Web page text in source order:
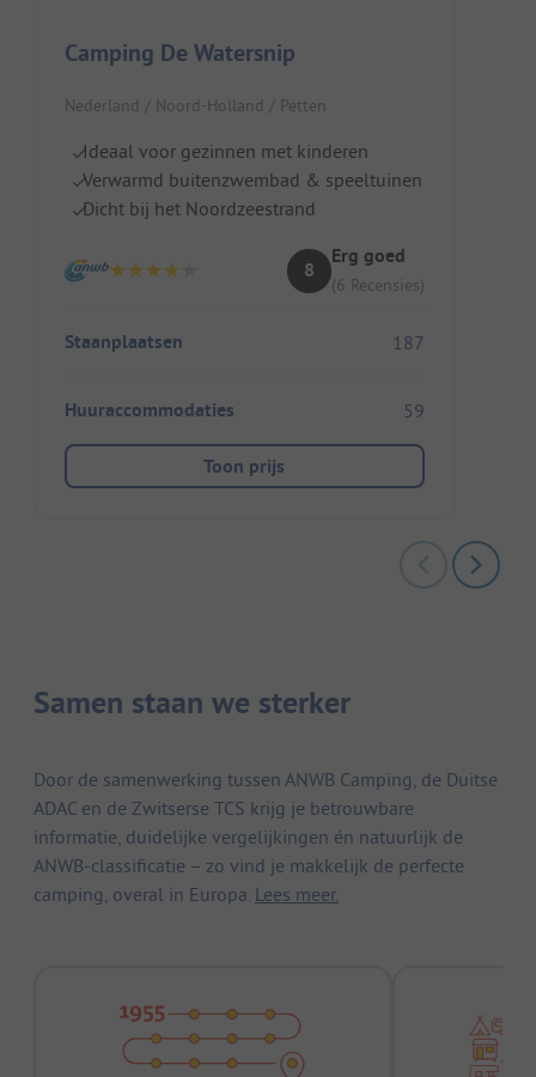
Camping De Watersnip
Nederland / Noord-Holland / Petten
Ideaal voor gezinnen met kinderen
Verwarmd buitenzwembad & speeltuinen
Dicht bij het Noordzeestrand
8
Erg goed
(6 Recensies)
Staanplaatsen 187
Huuraccommodaties 59
Toon prijs
Samen staan we sterker
Door de samenwerking tussen ANWB Camping, de Duitse
ADAC en de Zwitserse TCS krijg je betrouwbare
informatie, duidelijke vergelijkingen én natuurlijk de
ANWB-classificatie – zo vind je makkelijk de perfecte
camping, overal in Europa. Lees meer.